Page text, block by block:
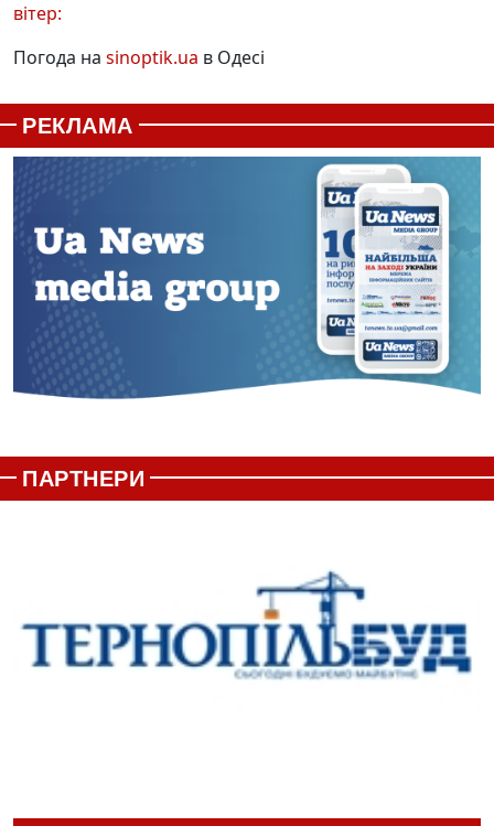
вітер:
Погода на sinoptik.ua в Одесі
РЕКЛАМА
ПАРТНЕРИ